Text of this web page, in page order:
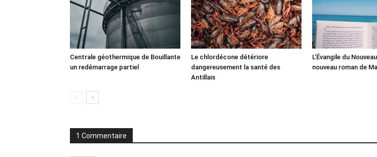
Centrale géothermique de Bouillante
un redémarrage partiel
Le chlordécone détériore
dangereusement la santé des
Antillais
L’Évangile du
nouveau roman de
1 Commentaire